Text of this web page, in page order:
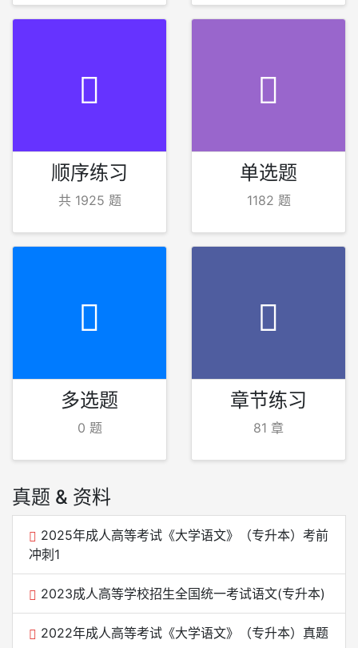
顺序练习
共 1925 题
单选题
1182 题
多选题
0 题
章节练习
81 章
真题 & 资料
2025年成人高等考试《大学语文》（专升本）考前
冲刺1
2023成人高等学校招生全国统一考试语文(专升本)
2022年成人高等考试《大学语文》（专升本）真题